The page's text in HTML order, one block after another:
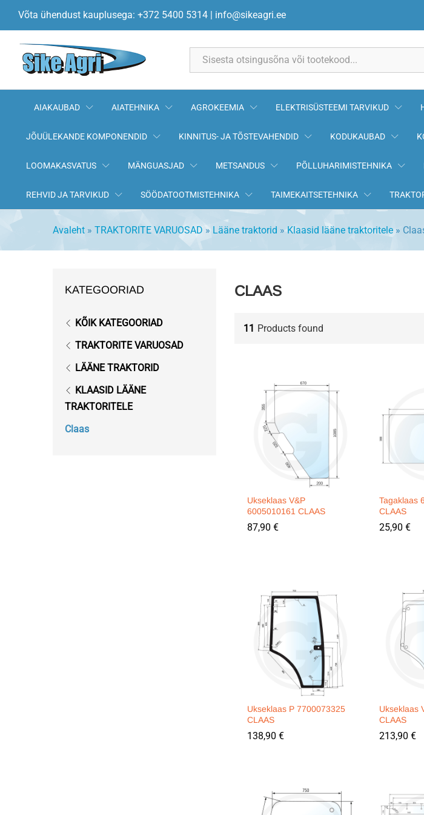
Võta ühendust kauplusega: +372 5400 5314 | info@sikeagri.ee
AIAKAUBAD AIATEHNIKA AGROKEEMIA ELEKTRISÜSTEEMI TARVIKUD
JÕUÜLEKANDE KOMPONENDID KINNITUS- JA TÕSTEVAHENDID KODUKAUBAD
LOOMAKASVATUS MÄNGUASJAD METSANDUS PÕLLUHARIMISTEHNIKA
REHVID JA TARVIKUD SÖÖDATOOTMISTEHNIKA TAIMEKAITSETEHNIKA
Avaleht » TRAKTORITE VARUOSAD » Lääne traktorid » Klaasid lääne traktoritele »
CLAAS
11 Products found
Ukseklaas V&P
6005010161 CLAAS
87,90 €
87,90 €
Tagaklaas
CLAAS
25,90 €
25,90 €
Ukseklaas P 7700073325
CLAAS
138,90 €
138,90 €
Ukseklaas
CLAAS
213,90 €
213,90 €
KATEGOORIAD
KÕIK KATEGOORIAD
TRAKTORITE VARUOSAD
LÄÄNE TRAKTORID
KLAASID LÄÄNE
TRAKTORITELE
Claas